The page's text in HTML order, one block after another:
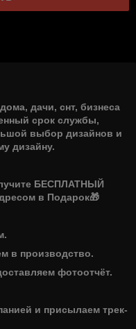
дачи, снт, бизнеса
срок службы,
выбор дизайнов и
дизайну.
БЕСПЛАТНЫЙ
в Подарок🎁
в пpoизвoдcтвo.
фотоотчёт.
и присылаем трек-